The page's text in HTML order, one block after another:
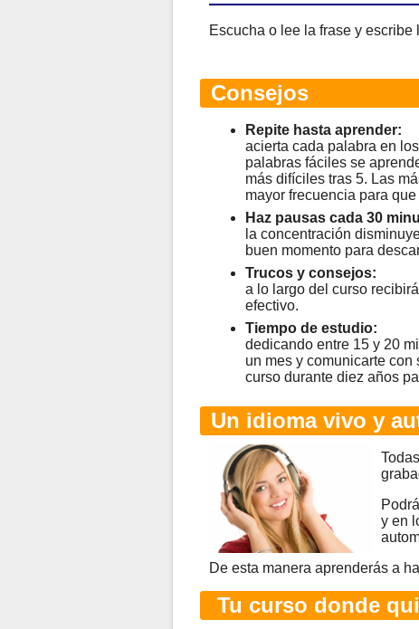
Escucha o lee la frase y
Consejos
Repite hasta aprender:
acierta cada palabra en
palabras fáciles se
más difíciles tras 5. Las
mayor frecuencia para
Haz pausas cada 30
la concentración
buen momento para
Trucos y consejos:
a lo largo del curso
efectivo.
Tiempo de estudio:
dedicando entre 15 y 20
un mes y comunicarte con
curso durante diez años
Un idioma vivo y
y en
De esta manera aprenderás a
Tu curso donde